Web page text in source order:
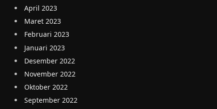
April 2023
Maret 2023
Februari 2023
Januari 2023
Desember 2022
November 2022
Oktober 2022
September 2022